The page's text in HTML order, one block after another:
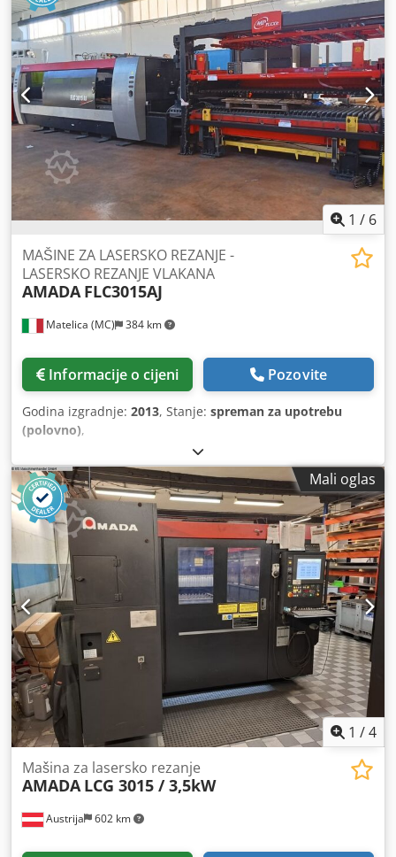
1 / 6
Matelica (MC) 384 km
MAŠINE ZA LASERSKO REZANJE -
LASERSKO REZANJE VLAKANA
AMADA FLC3015AJ
Informacije o cijeni Pozovite
Godina izgradnje: 2013, Stanje: spreman za upotrebu
(polovno),
Mali oglas
1 /4
Austrija 602 km
Mašina za lasersko rezanje
AMADA LCG 3015 / 3,5kW